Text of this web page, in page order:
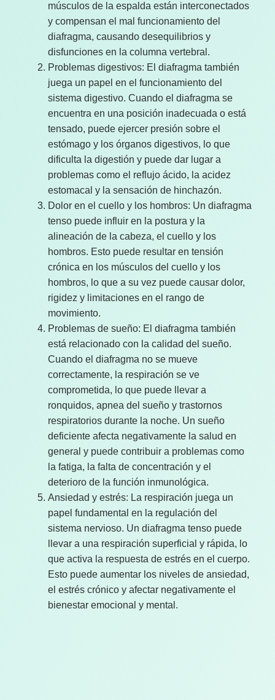
músculos de la espalda están interconectados
y compensan el mal funcionamiento del
diafragma, causando desequilibrios y
disfunciones en la columna vertebral.
Problemas digestivos: El diafragma también
juega un papel en el funcionamiento del
sistema digestivo. Cuando el diafragma se
encuentra en una posición inadecuada o está
tensado, puede ejercer presión sobre el
estómago y los órganos digestivos, lo que
dificulta la digestión y puede dar lugar a
problemas como el reflujo ácido, la acidez
estomacal y la sensación de hinchazón.
Dolor en el cuello y los hombros: Un diafragma
tenso puede influir en la postura y la
alineación de la cabeza, el cuello y los
hombros. Esto puede resultar en tensión
crónica en los músculos del cuello y los
hombros, lo que a su vez puede causar dolor,
rigidez y limitaciones en el rango de
movimiento.
Problemas de sueño: El diafragma también
está relacionado con la calidad del sueño.
Cuando el diafragma no se mueve
correctamente, la respiración se ve
comprometida, lo que puede llevar a
ronquidos, apnea del sueño y trastornos
respiratorios durante la noche. Un sueño
deficiente afecta negativamente la salud en
general y puede contribuir a problemas como
la fatiga, la falta de concentración y el
deterioro de la función inmunológica.
Ansiedad y estrés: La respiración juega un
papel fundamental en la regulación del
sistema nervioso. Un diafragma tenso puede
llevar a una respiración superficial y rápida, lo
que activa la respuesta de estrés en el cuerpo.
Esto puede aumentar los niveles de ansiedad,
el estrés crónico y afectar negativamente el
bienestar emocional y mental.